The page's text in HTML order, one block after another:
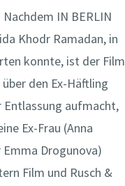
IN BERLIN
Khodr Ramadan, in
konnte, ist der Film
den Ex-Häftling
Entlassung aufmacht,
Ex-Frau (Anna
Drogunova)
Film und Rusch &